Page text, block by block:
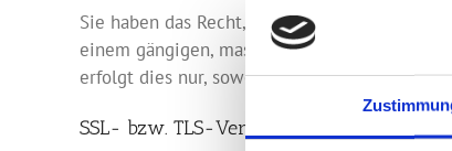
Sie haben das Recht, Daten, die wir auf
einem gängigen, maschinenlesbaren Format
erfolgt dies nur, soweit es technisch
SSL- bzw. TLS-Verschlüsselung